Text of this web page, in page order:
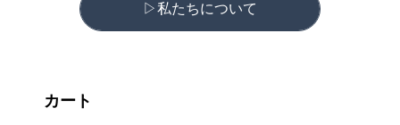
▷私たちについて
カート